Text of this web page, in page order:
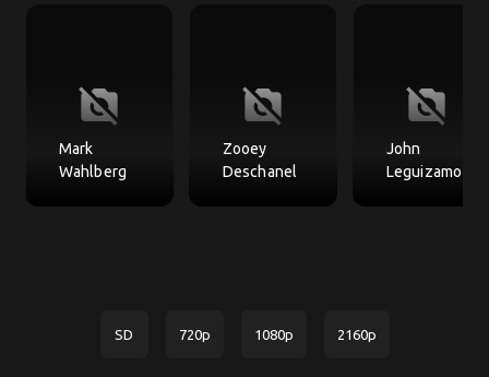
no_photography
Mark
Wahlberg
no_photography
Zooey
Deschanel
no_photography
John
Leguizamo
SD 720p 1080p 2160p